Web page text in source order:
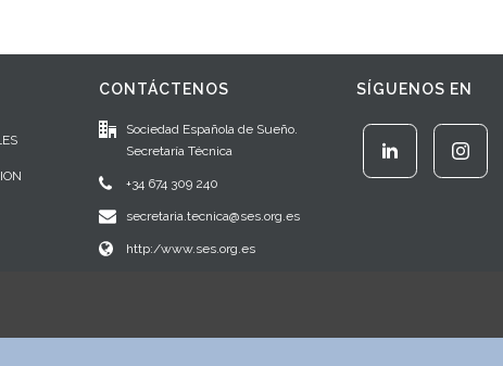
CONTÁCTENOS
Sociedad Española de Sueño.
Secretaría Técnica
+34 674 309 240
secretaria.tecnica@ses.org.es
http:/www.ses.org.es
SÍGUENOS EN